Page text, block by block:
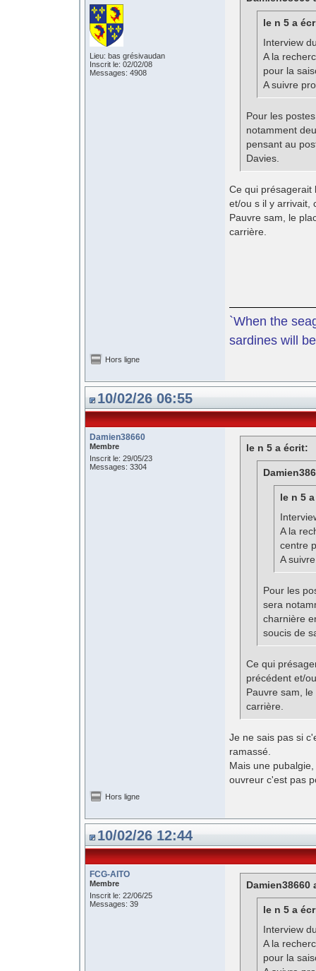
Lieu: bas grésivaudan
Inscrit le: 02/02/08
Messages: 4908
le n 5 a
Interview
A la
pour la
A suivre
Pour les
notamment
pensant au
Davies.
Ce qui présagerait
et/ou s il y arrivait,
Pauvre sam, le
carrière.
`When the
sardines will
Hors ligne
10/02/26 06:55
Damien38660
Membre
Inscrit le: 29/05/23
Messages: 3304
le n 5 a écrit:
le n 5
A la
centre
A
Pour les
sera
charnière
soucis de
Ce qui
précédent et/
Pauvre sam,
carrière.
Je ne sais pas si
ramassé.
Mais une
ouvreur c'est pas
Hors ligne
10/02/26 12:44
FCG-AITO
Membre
Inscrit le: 22/06/25
Messages: 39
Damien38660
le n 5 a
Interview
A la
pour la